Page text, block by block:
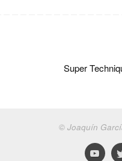
Super
© Joaquín